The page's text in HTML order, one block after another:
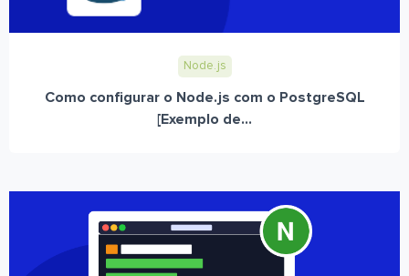
Node.js
Como configurar o Node.js com o PostgreSQL
[Exemplo de...